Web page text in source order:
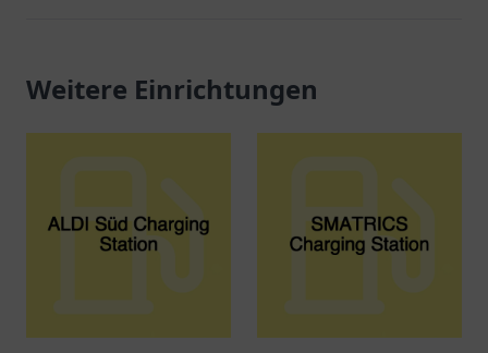
Weitere Einrichtungen